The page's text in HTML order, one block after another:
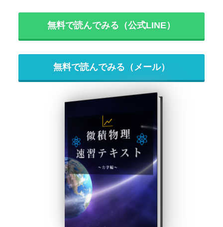
無料で読んでみる（公式LINE）
無料で読んでみる（メール）